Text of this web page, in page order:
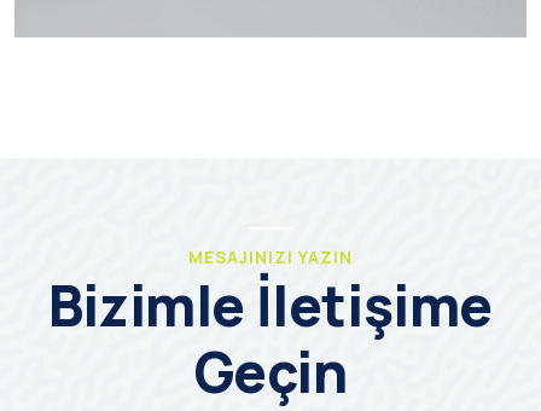
MESAJINIZI YAZIN
Bizimle İletişime
Geçin